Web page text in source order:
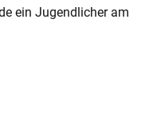
ein Jugendlicher am